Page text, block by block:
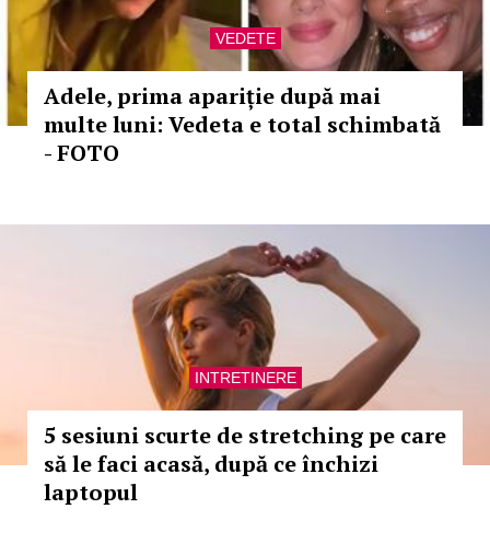
VEDETE
Adele, prima apariție după mai
multe luni: Vedeta e total schimbată
- FOTO
INTRETINERE
5 sesiuni scurte de stretching pe care
să le faci acasă, după ce închizi
laptopul